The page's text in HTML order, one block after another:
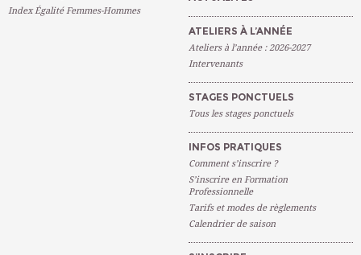
Index Égalité Femmes-Hommes
ATELIERS À L’ANNÉE
Ateliers à l’année : 2026-2027
Intervenants
STAGES PONCTUELS
Tous les stages ponctuels
INFOS PRATIQUES
Comment s’inscrire ?
S’inscrire en Formation
Professionnelle
Tarifs et modes de règlements
Calendrier de saison